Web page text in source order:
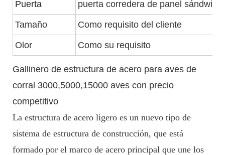
Puerta puerta corredera de panel
Tamaño Como requisito del cliente
Olor Como su requisito
Gallinero de estructura de acero para aves de
corral 3000,5000,15000 aves con precio
competitivo
La estructura de acero ligero es un nuevo tipo de
sistema de estructura de construcción, que está
formado por el marco de acero principal que une los